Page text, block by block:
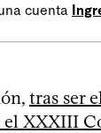
cuenta
tras ser
XXXIII